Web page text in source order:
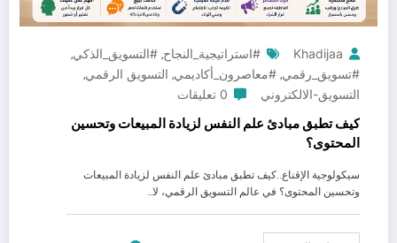
Khadijaa #استراتيجية_النجاح, #التسويق_الذكي,
#تسويق_رقمي, #معاصرون_أكاديمي, التسويق الرقمي,
التسويق-الالكتروني 0 تعليقات
كيف تطبق مبادئ علم النفس لزيادة المبيعات وتحسين
المحتوى؟
سيكولوجية الإقناع..كيف تطبق مبادئ علم النفس لزيادة المبيعات
وتحسين المحتوى؟ في عالم التسويق الرقمي، لا…